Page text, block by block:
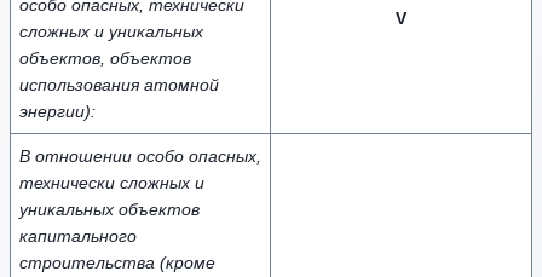
особо опасных, технически
сложных и уникальных
объектов, объектов
использования атомной
энергии):
V
В отношении особо опасных,
технически сложных и
уникальных объектов
капитального
строительства (кроме